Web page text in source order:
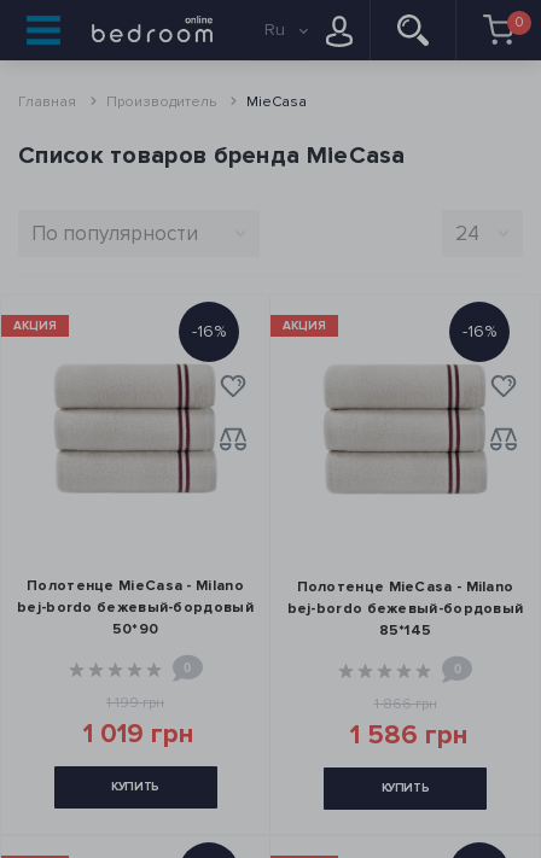
Ru 0
Главная Производитель MieCasa
Список товаров бренда MieCasa
АКЦИЯ -16%
Полотенце MieCasa - Milano
bej-bordo бежевый-бордовый
50*90
0
1 199 грн
1 019 грн
КУПИТЬ
АКЦИЯ -16%
Полотенце MieCasa - Milano
bej-bordo бежевый-бордовый
85*145
0
1 866 грн
1 586 грн
КУПИТЬ